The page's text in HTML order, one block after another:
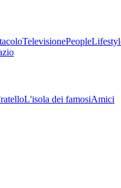
TelevisionePeople
L'isola dei famosiAmici